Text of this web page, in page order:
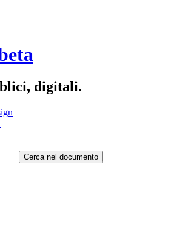
digitali.
Cerca nel documento